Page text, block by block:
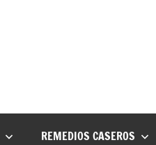
REMEDIOS CASEROS